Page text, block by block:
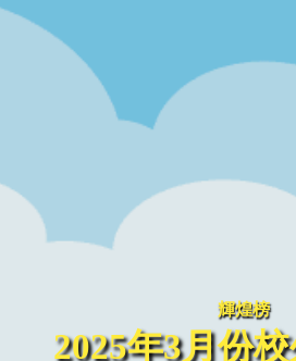
輝煌榜
2025年3月份